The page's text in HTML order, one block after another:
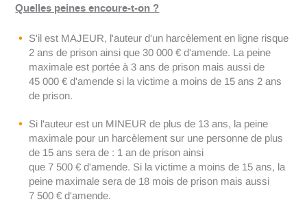
Quelles peines encoure-t-on ?
S'il est MAJEUR, l'auteur d'un harcèlement en ligne risque
2 ans de prison ainsi que 30 000 € d'amende. La peine
maximale est portée à 3 ans de prison mais aussi de
45 000 € d'amende si la victime a moins de 15 ans 2 ans
de prison.
Si l'auteur est un MINEUR de plus de 13 ans, la peine
maximale pour un harcèlement sur une personne de plus
de 15 ans sera de : 1 an de prison ainsi
que 7 500 € d'amende. Si la victime a moins de 15 ans, la
peine maximale sera de 18 mois de prison mais aussi
7 500 € d'amende.